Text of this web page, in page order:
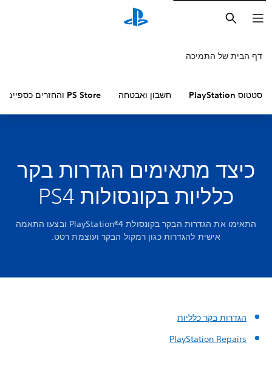
חיפוש
דף הבית של התמיכה
סטטוס PlayStation חשבון ואבטחה PS Store והחזרים כספיים
כיצד מתאימים הגדרות בקר
כלליות בקונסולות PS4
התאימו את הגדרות הבקר בקונסולת PlayStation®4 ובצעו התאמה
אישית להגדרות כגון רמקול הבקר ועוצמת רטט.
הגדרות בקר כלליות
PlayStation Repairs